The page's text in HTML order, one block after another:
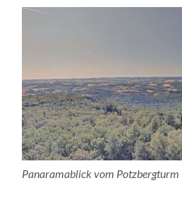
Panaramablick vom Potzbergturm